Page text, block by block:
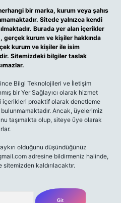
bir marka, kurum veya şahıs
Sitede yalnızca kendi
Burada yer alan içerikler
gerçek kurum ve kişiler hakkında
kurum ve kişiler ile isim
Sitemizdeki bilgiler taslak
Bilgi Teknolojileri ve İletişim
bir Yer Sağlayıcı olarak hizmet
içerikleri proaktif olarak denetleme
Ancak, üyelerimiz
taşımakta olup, siteye üye olarak
olduğunu düşündüğünüz
adresine bildirmeniz halinde,
kaldırılacaktır.